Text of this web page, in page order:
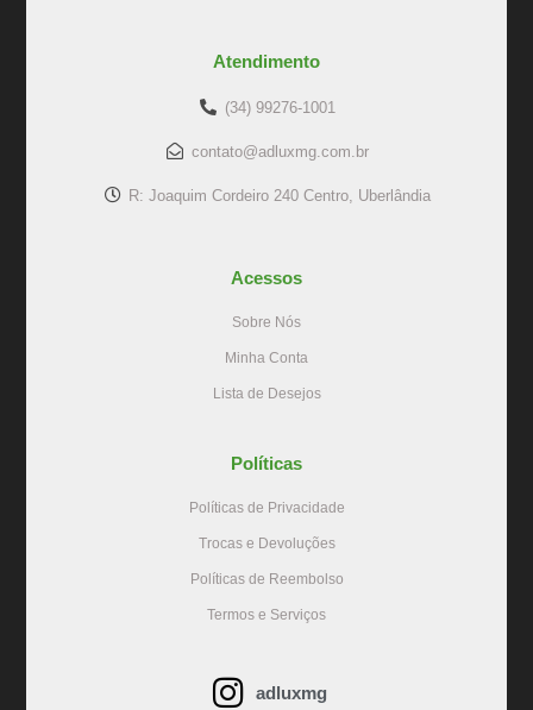
Atendimento
(34) 99276-1001
contato@adluxmg.com.br
R: Joaquim Cordeiro 240 Centro, Uberlândia
Acessos
Sobre Nós
Minha Conta
Lista de Desejos
Políticas
Políticas de Privacidade
Trocas e Devoluções
Políticas de Reembolso
Termos e Serviços
adluxmg